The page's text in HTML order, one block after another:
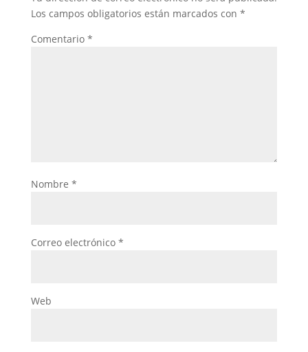
Los campos obligatorios están marcados con *
Comentario *
Nombre *
Correo electrónico *
Web